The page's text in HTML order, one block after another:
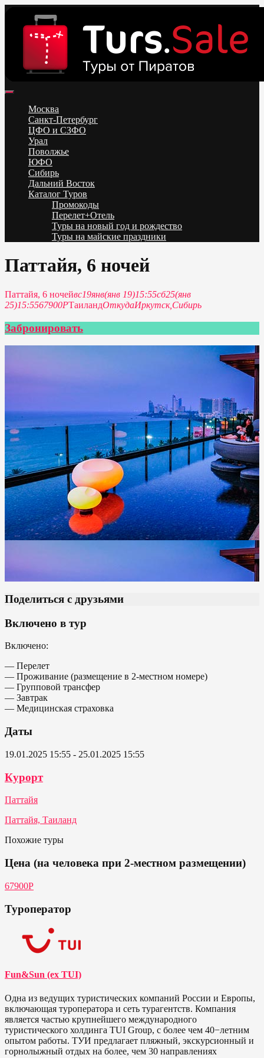
content
Низкие цены на путевки 3-7-10 ночей все включено, отдых на
море. Распродажа экскурсионных и горнолыжных туров.
Обновление каждый день. Официальный сайт Тур Сейл
Москва
Санкт-Петербург
ЦФО и СЗФО
Урал
Поволжье
ЮФО
Сибирь
Дальний Восток
Каталог Туров
Промокоды
Перелет+Отель
Туры на новый год и рождество
Туры на майские праздники
Паттайя, 6 ночей
Паттайя, 6 ночейвс19янв(янв 19)15:55сб25(янв
25)15:5567900РТаиландОткудаИркутск, Сибирь
Забронировать
Поделиться с друзьями
Включено в тур
Включено:
— Перелет
— Проживание (размещение в 2-местном номере)
— Групповой трансфер
— Завтрак
— Медицинская страховка
Даты
19.01.2025 15:55 - 25.01.2025 15:55
Курорт
Паттайя
Паттайя, Таиланд
Похожие туры
Цена (на человека при 2-местном размещении)
67900Р
Туроператор
Fun&Sun (ex TUI)
Одна из ведущих туристических компаний России и Европы,
включающая туроператора и сеть турагентств. Компания
является частью крупнейшего международного
туристического холдинга TUI Group, с более чем 40−летним
опытом работы. ТУИ предлагает пляжный, экскурсионный и
горнолыжный отдых на более, чем 30 направлениях